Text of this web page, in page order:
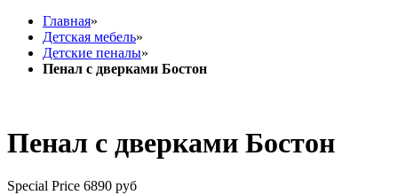
Главная»
Детская мебель»
Детские пеналы»
Пенал с дверками Бостон
Пенал с дверками Бостон
Special Price 6890 руб